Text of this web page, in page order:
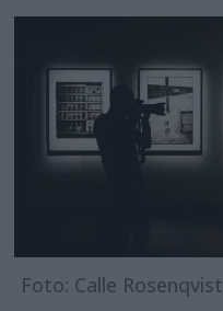
Foto: Calle Rosenqvist